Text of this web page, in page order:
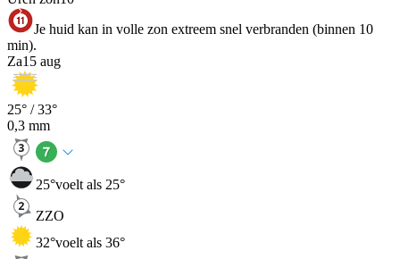
Je huid kan in volle zon extreem snel verbranden (binnen 10
min).
Za15 aug
25° /33°
0,3 mm
25°voelt als 25°
ZZO
32°voelt als 36°